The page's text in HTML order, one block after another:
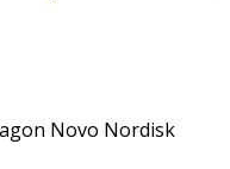
Novo Nordisk